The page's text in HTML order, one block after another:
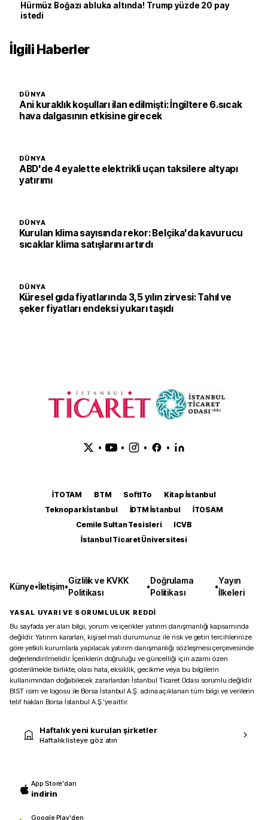
Hürmüz Boğazı abluka altında! Trump yüzde 20 pay
istedi
İlgili Haberler
DÜNYA
Ani kuraklık koşulları ilan edilmişti: İngiltere 6.sıcak
hava dalgasının etkisine girecek
DÜNYA
ABD'de 4 eyalette elektrikli uçan taksilere altyapı
yatırımı
DÜNYA
Kurulan klima sayısında rekor: Belçika'da kavurucu
sıcaklar klima satışlarını artırdı
DÜNYA
Küresel gıda fiyatlarında 3,5 yılın zirvesi: Tahıl ve
şeker fiyatları endeksi yukarı taşıdı
• • • •
İTOTAM BTM SoftITo
Kitap İstanbul
Teknopark İstanbul
İDTM İstanbul
İTOSAM
Cemile Sultan Tesisleri
ICVB
İstanbul Ticaret Üniversitesi
Künye•İletişim•
Gizlilik ve KVKK
Politikası
•
Doğrulama
Politikası
•
Yayın
İlkeleri
YASAL UYARI VE SORUMLULUK REDDİ
Bu sayfada yer alan bilgi, yorum ve içerikler yatırım danışmanlığı kapsamında
değildir. Yatırım kararları, kişisel mali durumunuz ile risk ve getiri tercihlerinize
göre yetkili kurumlarla yapılacak yatırım danışmanlığı sözleşmesi çerçevesinde
değerlendirilmelidir. İçeriklerin doğruluğu ve güncelliği için azami özen
gösterilmekle birlikte, olası hata, eksiklik, gecikme veya bu bilgilerin
kullanımından doğabilecek zararlardan İstanbul Ticaret Odası sorumlu değildir.
BIST isim ve logosu ile Borsa İstanbul A.Ş. adına açıklanan tüm bilgi ve verilerin
telif hakları Borsa İstanbul A.Ş.’ye aittir.
Haftalık yeni kurulan şirketler
Haftalık listeye göz atın
App Store'dan
indirin
Google Play'den